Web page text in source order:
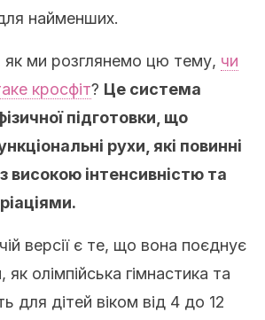
найменших.
ми розглянемо цю тему, чи
кросфіт? Це система
підготовки, що
рухи, які повинні
високою інтенсивністю та
версії є те, що вона поєднує
як олімпійська гімнастика та
для дітей віком від 4 до 12